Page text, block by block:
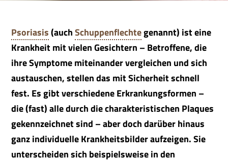
Psoriasis(auchSchuppenflechtegenannt) ist eine
Krankheit mit vielen Gesichtern – Betroffene, die
ihre Symptome miteinander vergleichen und sich
austauschen, stellen das mit Sicherheit schnell
fest. Es gibt verschiedene Erkrankungsformen –
die (fast) alle durch die charakteristischen Plaques
gekennzeichnet sind – aber doch darüber hinaus
ganz individuelle Krankheitsbilder aufzeigen. Sie
unterscheiden sich beispielsweise in den